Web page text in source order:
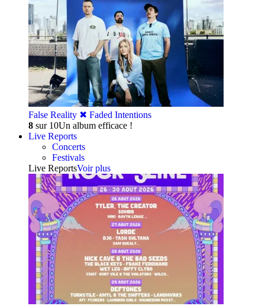
False Reality ✖︎ Faded Intentions
8 sur 10Un album efficace !
Live Reports
Concerts
Festivals
Live ReportsVoir plus